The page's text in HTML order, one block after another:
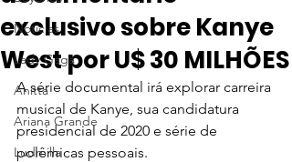
Notícias
Lady Gaga
Anitta
Ariana Grande
Ludmilla
exclusivo sobre Kanye
West por U$ 30 MILHÕES
A série documental irá explorar carreira
musical de Kanye, sua candidatura
presidencial de 2020 e série de
polêmicas pessoais.